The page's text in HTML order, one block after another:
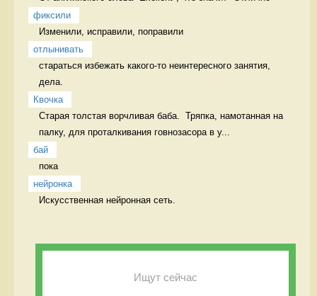
фиксили
Изменили, исправили, поправили
отлынивать
стараться избежать какого-то неинтересного занятия,
дела.
Квочка
Старая толстая ворчливая баба.  Тряпка, намотанная на
палку, для проталкивания говнозасора в у...
бай
пока
нейронка
Искусственная нейронная сеть.
Ищут сейчас